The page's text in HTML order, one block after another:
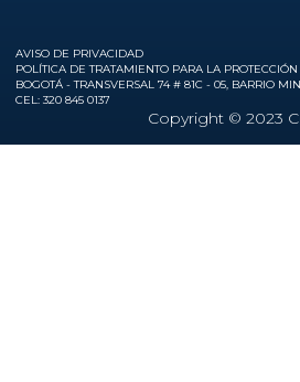
AVISO DE PRIVACIDAD
POLÍTICA DE TRATAMIENTO PARA LA
BOGOTÁ - TRANSVERSAL 74 # 81C - 05, BARRIO
CEL: 320 845 0137
Copyright © 2023